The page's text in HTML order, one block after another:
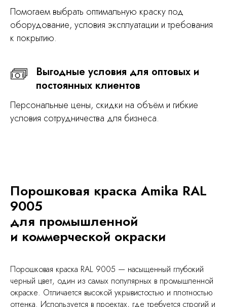
Помогаем выбрать оптимальную краску под
оборудование, условия эксплуатации и требования
к покрытию.
Выгодные условия для оптовых и
постоянных клиентов
Персональные цены, скидки на объём и гибкие
условия сотрудничества для бизнеса.
Порошковая краска Amika RAL
9005
для промышленной
и коммерческой окраски
Порошковая краска RAL 9005 — насыщенный глубокий
черный цвет, один из самых популярных в промышленной
окраске. Отличается высокой укрывистостью и плотностью
оттенка. Используется в проектах, где требуется строгий и